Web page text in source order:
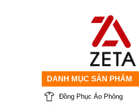
DANH MỤC SẢN PHẨM
Đồng Phục Áo Phông